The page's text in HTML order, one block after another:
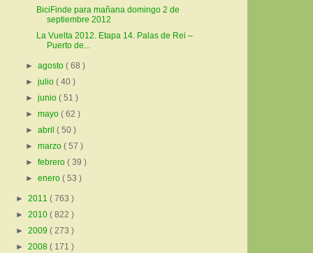
BiciFinde para mañana domingo 2 de
septiembre 2012
La Vuelta 2012. Etapa 14. Palas de Rei –
Puerto de...
►agosto( 68 )
►julio( 40 )
►junio( 51 )
►mayo( 62 )
►abril( 50 )
►marzo( 57 )
►febrero( 39 )
►enero( 53 )
► 2011 ( 763 )
► 2010 ( 822 )
► 2009 ( 273 )
► 2008 ( 171 )